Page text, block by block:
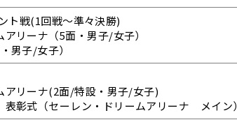
ト戦(1回戦～準々決勝)
リーナ（5面・男子/女子）
男子/女子）
アリーナ(2面/特設・男子/女子)
彰式（セーレン・ドリームアリーナ メイン）